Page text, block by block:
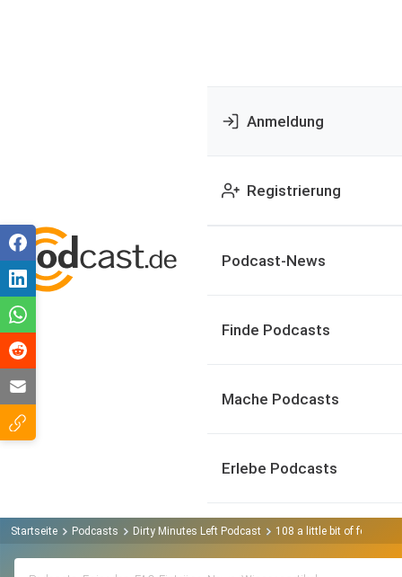
Anmeldung
Registrierung
Podcast-News
Finde Podcasts
Mache Podcasts
Erlebe Podcasts
Startseite Podcasts Dirty Minutes Left Podcast 108 a little bit of feedback